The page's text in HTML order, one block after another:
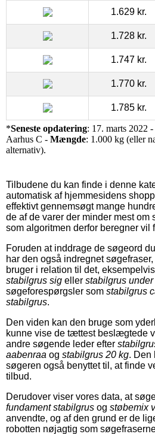
1.629 kr.
1.728 kr.
1.747 kr.
1.770 kr.
1.785 kr.
*Seneste opdatering: 17. marts 2022 -
Aarhus C - Mængde: 1.000 kg (eller
alternativ).
Tilbudene du kan finde i denne
automatisk af hjemmesidens
effektivt gennemsøgt mange
de af de varer der minder mest om
som algoritmen derfor beregner vil
Foruden at inddrage de søgeord
har den også indregnet
bruger i relation til det, eksempelvis
stabilgrus sig eller stabilgrus
søgeforespørgsler som stabilgrus
stabilgrus.
Den viden kan den bruge som
kunne vise de tættest beslægtede
andre søgende leder efter
aabenraa og stabilgrus 20 kg. Den
søgeren også benyttet til, at finde
tilbud.
Derudover viser vores data, at
fundament stabilgrus og støbemix
anvendte, og af den grund er de
robotten nøjagtig som